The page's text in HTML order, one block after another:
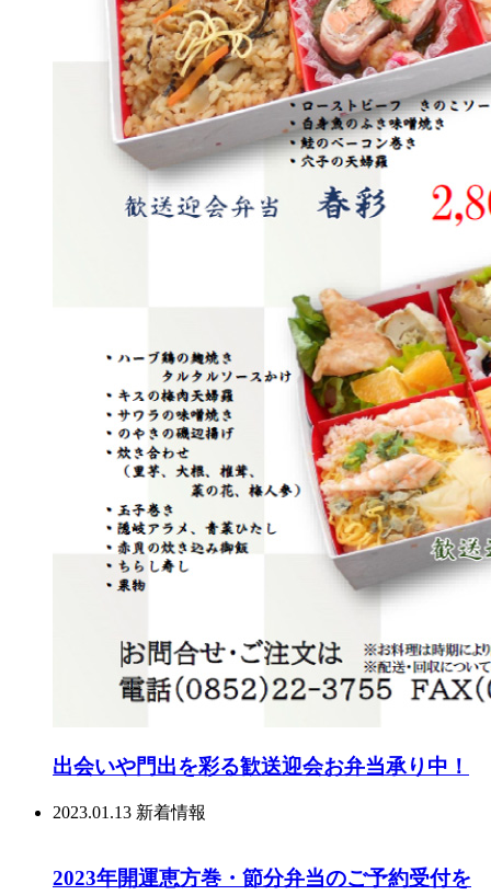
出会いや門出を彩る歓送迎会お弁当承り中！
2023.01.13 新着情報
2023年開運恵方巻・節分弁当のご予約受付を